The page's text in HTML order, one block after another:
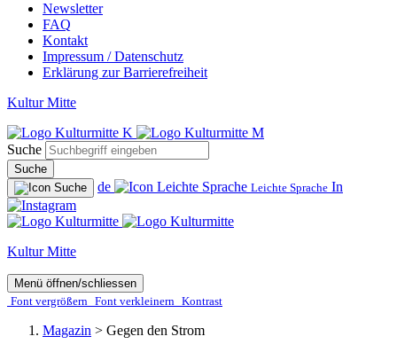
Newsletter
FAQ
Kontakt
Impressum / Datenschutz
Erklärung zur Barrierefreiheit
Kultur Mitte
Suche
Suche
de Leichte Sprache In
Kultur Mitte
Menü öffnen/schliessen
Font ver­­größern Font ver­­kleinern Kontrast
Magazin > Gegen den Strom